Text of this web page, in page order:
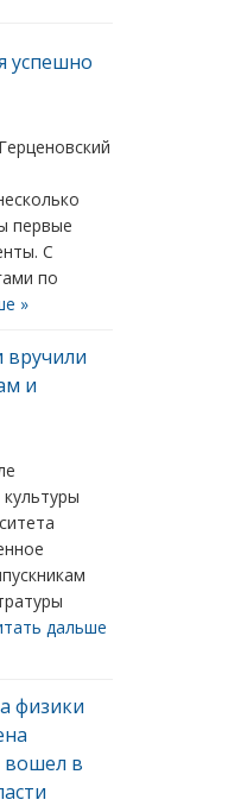
успешно
первые
С
по
»
вручили
и
дальше
физики
вошел в